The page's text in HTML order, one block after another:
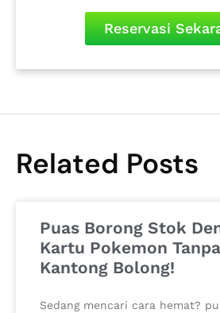
Reservasi
Related Posts
Puas Borong Stok
Kartu Pokemon
Kantong Bolong!
Sedang mencari cara hemat?